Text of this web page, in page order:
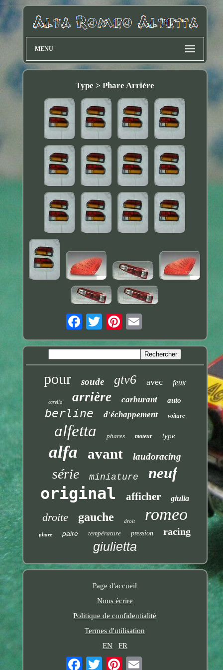
MENU
Type > Phare Arrière
pour soude gtv6 avec feux
carello arrière carburant auto
berline d'échappement voiture
alfetta phares moteur type
alfa avant laudoracing
série miniature neuf
original afficher giulia
droite gauche droit romeo
phare paire température pression racing
giulietta
Page d'accueil
Nous écrire
Politique de confidentialité
Termes d'utilisation
EN
FR